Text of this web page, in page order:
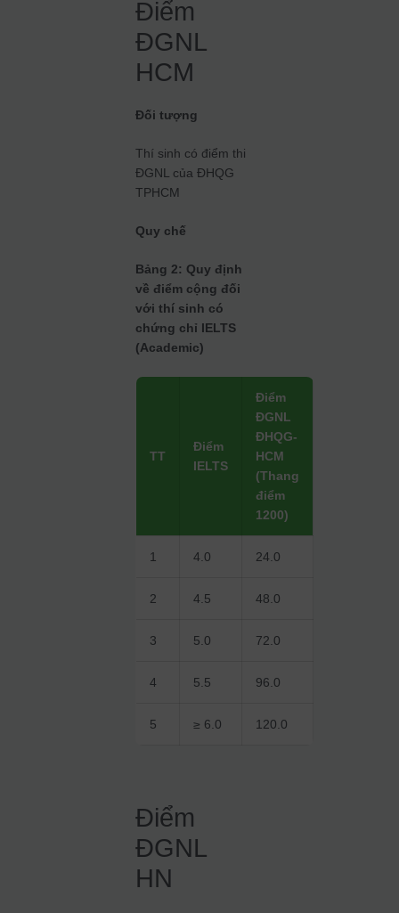
Điểm
ĐGNL
HCM
Đối tượng
Thí sinh có điểm thi
ĐGNL của ĐHQG
TPHCM
Quy chế
Bảng 2: Quy định
về điểm cộng đối
với thí sinh có
chứng chỉ IELTS
(Academic)
TT
Điểm
IELTS
Điểm
ĐGNL
ĐHQG-
HCM
(Thang
điểm
1200)
1 4.0 24.0
2 4.5 48.0
3 5.0 72.0
4 5.5 96.0
5 ≥ 6.0 120.0
Điểm
ĐGNL
HN